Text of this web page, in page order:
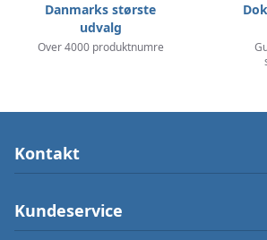
Danmarks største
udvalg
Over 4000 produktnumre
Kontakt
Østergade 25 (ikke varerlager på
Kundeservice